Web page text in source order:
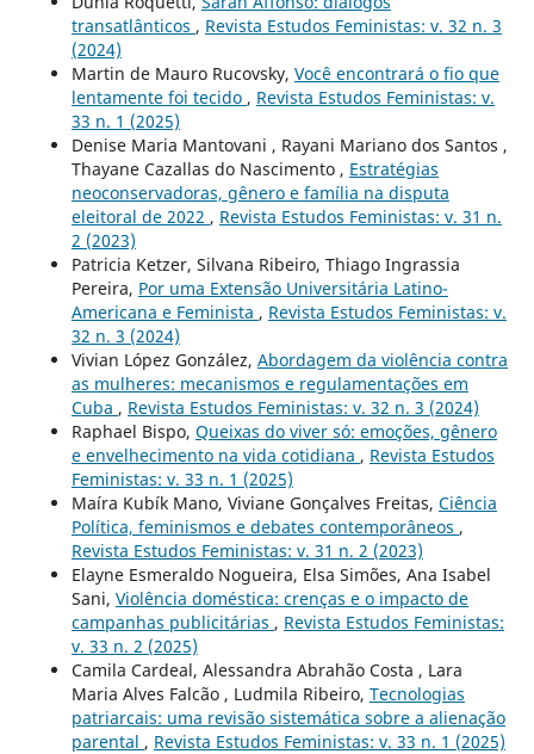
transatlânticos , Revista Estudos Feministas: v. 32 n. 3
(2024)
Martin de Mauro Rucovsky, Você encontrará o fio que
lentamente foi tecido , Revista Estudos Feministas: v.
33 n. 1 (2025)
Denise Maria Mantovani , Rayani Mariano dos Santos ,
Thayane Cazallas do Nascimento , Estratégias
neoconservadoras, gênero e família na disputa
eleitoral de 2022 , Revista Estudos Feministas: v. 31 n.
2 (2023)
Patricia Ketzer, Silvana Ribeiro, Thiago Ingrassia
Pereira, Por uma Extensão Universitária Latino-
Americana e Feminista , Revista Estudos Feministas: v.
32 n. 3 (2024)
Vivian López González, Abordagem da violência contra
as mulheres: mecanismos e regulamentações em
Cuba , Revista Estudos Feministas: v. 32 n. 3 (2024)
Raphael Bispo, Queixas do viver só: emoções, gênero
e envelhecimento na vida cotidiana , Revista Estudos
Feministas: v. 33 n. 1 (2025)
Maíra Kubík Mano, Viviane Gonçalves Freitas, Ciência
Política, feminismos e debates contemporâneos ,
Revista Estudos Feministas: v. 31 n. 2 (2023)
Elayne Esmeraldo Nogueira, Elsa Simões, Ana Isabel
Sani, Violência doméstica: crenças e o impacto de
campanhas publicitárias , Revista Estudos Feministas:
v. 33 n. 2 (2025)
Camila Cardeal, Alessandra Abrahão Costa , Lara
Maria Alves Falcão , Ludmila Ribeiro, Tecnologias
patriarcais: uma revisão sistemática sobre a alienação
parental , Revista Estudos Feministas: v. 33 n. 1 (2025)